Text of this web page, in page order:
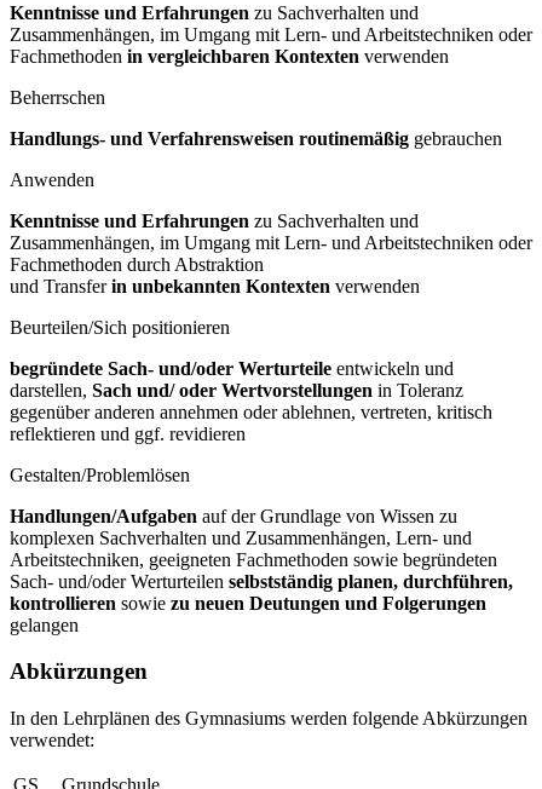
Kenntnisse und Erfahrungen zu Sachverhalten und
Zusammenhängen, im Umgang mit Lern- und Arbeitstechniken oder
Fachmethoden in vergleichbaren Kontexten verwenden
Beherrschen
Handlungs- und Verfahrensweisen routinemäßig gebrauchen
Anwenden
Kenntnisse und Erfahrungen zu Sachverhalten und
Zusammenhängen, im Umgang mit Lern- und Arbeitstechniken oder
Fachmethoden durch Abstraktion
und Transferin unbekannten Kontexten verwenden
Beurteilen/Sich positionieren
begründete Sach- und/oder Werturteile entwickeln und
darstellen, Sach und/oder Wertvorstellungen in Toleranz
gegenüber anderen annehmen oder ablehnen, vertreten, kritisch
reflektieren und ggf. revidieren
Gestalten/Problemlösen
Handlungen/Aufgaben auf der Grundlage von Wissen zu
komplexen Sachverhalten und Zusammenhängen, Lern- und
Arbeitstechniken, geeigneten Fachmethoden sowie begründeten
Sach- und/oder Werturteilen selbstständig planen, durchführen,
kontrollieren sowie zu neuen Deutungen und Folgerungen
gelangen
Abkürzungen
In den Lehrplänen des Gymnasiums werden folgende Abkürzungen
verwendet:
GS
Grundschule